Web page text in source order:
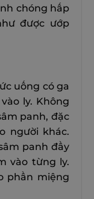
chóng hấp
được ướp
uống có ga
ly. Không
panh, đặc
người khác.
panh đầy
vào từng ly.
phần miệng